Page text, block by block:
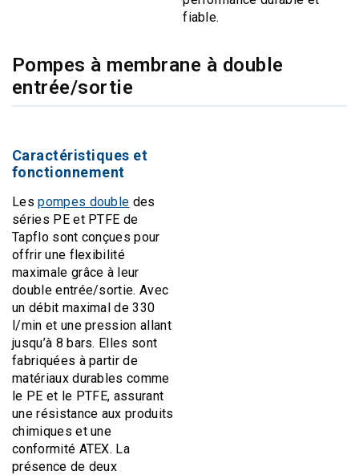
fiable.
Pompes à membrane à double
entrée/sortie
Caractéristiques et
fonctionnement
Lespompes double des
séries PE et PTFE de
Tapflo sont conçues pour
offrir une flexibilité
maximale grâce à leur
double entrée/sortie. Avec
un débit maximal de 330
l/min et une pression allant
jusqu’à 8 bars. Elles sont
fabriquées à partir de
matériaux durables comme
le PE et le PTFE, assurant
une résistance aux produits
chimiques et une
conformité ATEX. La
présence de deux